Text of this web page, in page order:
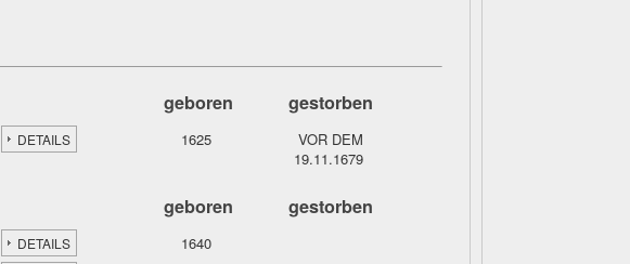
geboren gestorben
DETAILS 1625
VOR DEM
19.11.1679
geboren gestorben
DETAILS
1640